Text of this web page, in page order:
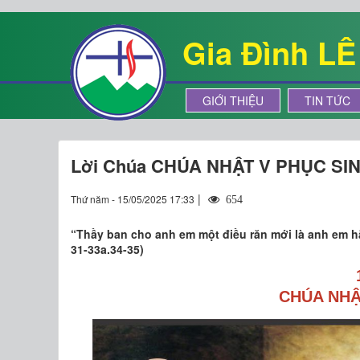
Gia Đình LÊ
GIỚI THIỆU TIN TỨC
Lời Chúa CHÚA NHẬT V PHỤC
Thứ năm - 15/05/2025 17:33 | 654
“Thầy ban cho anh em một điều răn mới là anh
31-33a.34-35)
CHÚA